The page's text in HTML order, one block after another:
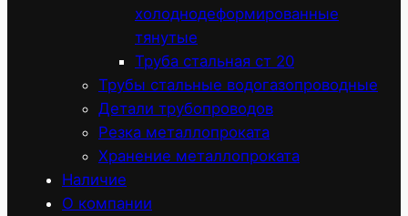
холоднодеформированные
тянутые
Труба стальная ст 20
Трубы стальные водогазопроводные
Детали трубопроводов
Резка металлопроката
Хранение металлопроката
Наличие
О компании